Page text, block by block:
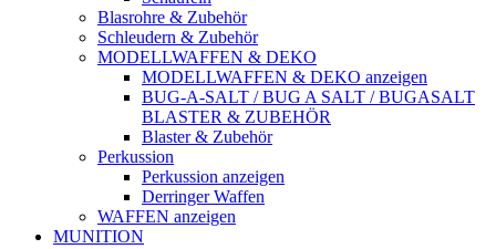
Blasrohre & Zubehör
Schleudern & Zubehör
MODELLWAFFEN & DEKO
MODELLWAFFEN & DEKO anzeigen
BUG-A-SALT / BUG A SALT / BUGASALT
BLASTER & ZUBEHÖR
Blaster & Zubehör
Perkussion
Perkussion anzeigen
Derringer Waffen
WAFFEN anzeigen
MUNITION